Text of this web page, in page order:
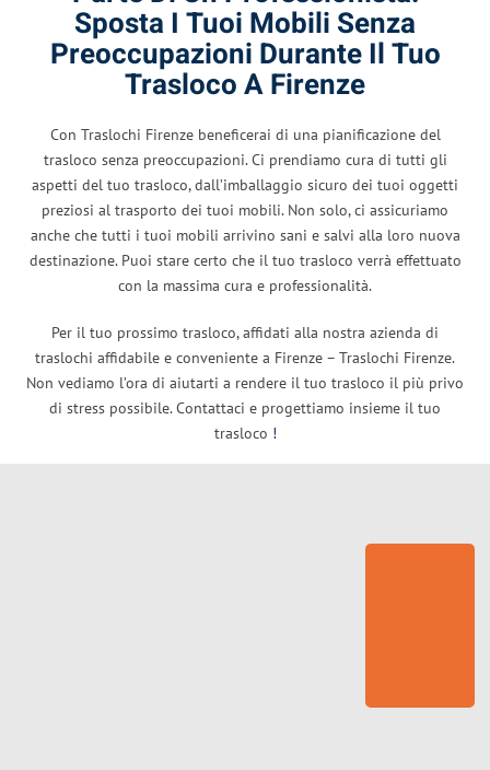
Sposta I Tuoi Mobili Senza
Preoccupazioni Durante Il Tuo
Trasloco A Firenze
Con Traslochi Firenze beneficerai di una pianificazione del
trasloco senza preoccupazioni. Ci prendiamo cura di tutti gli
aspetti del tuo trasloco, dall’imballaggio sicuro dei tuoi oggetti
preziosi al trasporto dei tuoi mobili. Non solo, ci assicuriamo
anche che tutti i tuoi mobili arrivino sani e salvi alla loro nuova
destinazione. Puoi stare certo che il tuo trasloco verrà effettuato
con la massima cura e professionalità.
Per il tuo prossimo trasloco, affidati alla nostra azienda di
traslochi affidabile e conveniente a Firenze – Traslochi Firenze.
Non vediamo l’ora di aiutarti a rendere il tuo trasloco il più privo
di stress possibile. Contattaci e progettiamo insieme il tuo
trasloco !